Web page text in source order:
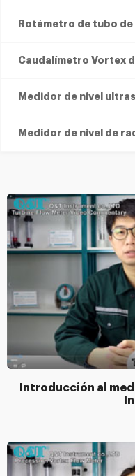
Rotámetro de tubo de
Caudalímetro Vortex
Medidor de nivel
Medidor de nivel de
Introducción al